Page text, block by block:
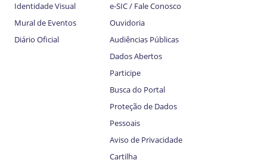
Identidade Visual
Mural de Eventos
Diário Oficial
e-SIC / Fale Conosco
Ouvidoria
Audiências Públicas
Dados Abertos
Participe
Busca do Portal
Proteção de Dados
Pessoais
Aviso de Privacidade
Cartilha